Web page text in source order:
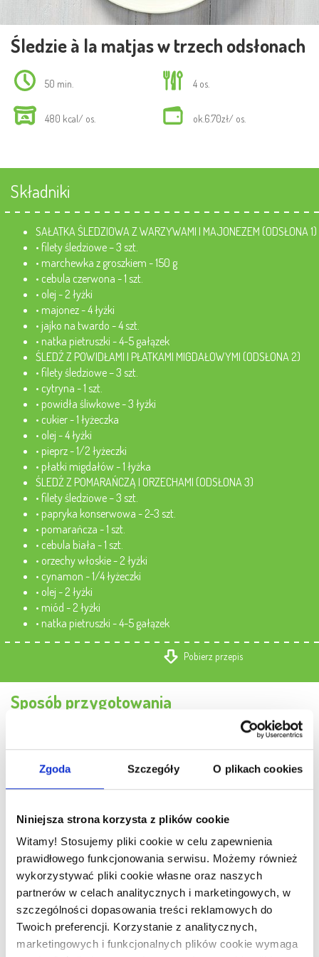
Zgoda Szczegóły O plikach cookies
Niniejsza strona korzysta z plików cookie
Witamy! Stosujemy pliki cookie w celu zapewnienia
prawidłowego funkcjonowania serwisu. Możemy również
wykorzystywać pliki cookie własne oraz naszych
partnerów w celach analitycznych i marketingowych, w
szczególności dopasowania treści reklamowych do
Twoich preferencji. Korzystanie z analitycznych,
marketingowych i funkcjonalnych plików cookie wymaga
Śledzie à la matjas w trzech odsłonach
50 min. 4 os.
480 kcal/ os. ok.6.70zł/ os.
Składniki
SAŁATKA ŚLEDZIOWA Z WARZYWAMI I MAJONEZEM (ODSŁONA 1)
• filety śledziowe – 3 szt.
• marchewka z groszkiem - 150 g
• cebula czerwona - 1 szt.
• olej - 2 łyżki
• majonez - 4 łyżki
• jajko na twardo - 4 szt.
• natka pietruszki - 4-5 gałązek
ŚLEDŹ Z POWIDŁAMI I PŁATKAMI MIGDAŁOWYMI (ODSŁONA 2)
• filety śledziowe – 3 szt.
• cytryna - 1 szt.
• powidła śliwkowe - 3 łyżki
• cukier - 1 łyżeczka
• olej - 4 łyżki
• pieprz - 1/2 łyżeczki
• płatki migdałów - 1 łyżka
ŚLEDŹ Z POMARAŃCZĄ I ORZECHAMI (ODSŁONA 3)
• filety śledziowe – 3 szt.
• papryka konserwowa - 2-3 szt.
• pomarańcza - 1 szt.
• cebula biała - 1 szt.
• orzechy włoskie - 2 łyżki
• cynamon - 1/4 łyżeczki
• olej - 2 łyżki
• miód - 2 łyżki
• natka pietruszki - 4-5 gałązek
Pobierz przepis
Sposób przygotowania
Filety śledziowe à la matjas opłucz wodą. Jeśli są bardzo słone,
dnie półmiska. Następnie pokrój 1 cebulę czerwoną w drobną kostkę i
Rozprowadź na cebuli delikatnie 2 łyżki majonezu. Następnie ułóż na
majonezie marchewkę z groszkiem i przykryj kolejnymi 2 łyżkami
majonezu. Jajka zetrzyj na tarce o drobnych oczkach, najlepiej
bezpośrednio na potrawę, tak aby była równa warstwa. Podawaj
bezpośrednio po przygotowaniu. Posyp natką pietruszki.